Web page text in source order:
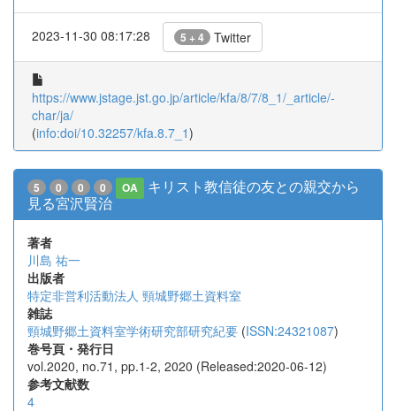
2023-11-30 08:17:28 5 + 4 Twitter
https://www.jstage.jst.go.jp/article/kfa/8/7/8_1/_article/-
char/ja/
(info:doi/10.32257/kfa.8.7_1)
5 0 0 0 OA
キリスト教信徒の友との親交から
見る宮沢賢治
著者
川島 祐一
出版者
特定非営利活動法人 頸城野郷土資料室
雑誌
頸城野郷土資料室学術研究部研究紀要 (ISSN:24321087)
巻号頁・発行日
vol.2020, no.71, pp.1-2, 2020 (Released:2020-06-12)
参考文献数
4